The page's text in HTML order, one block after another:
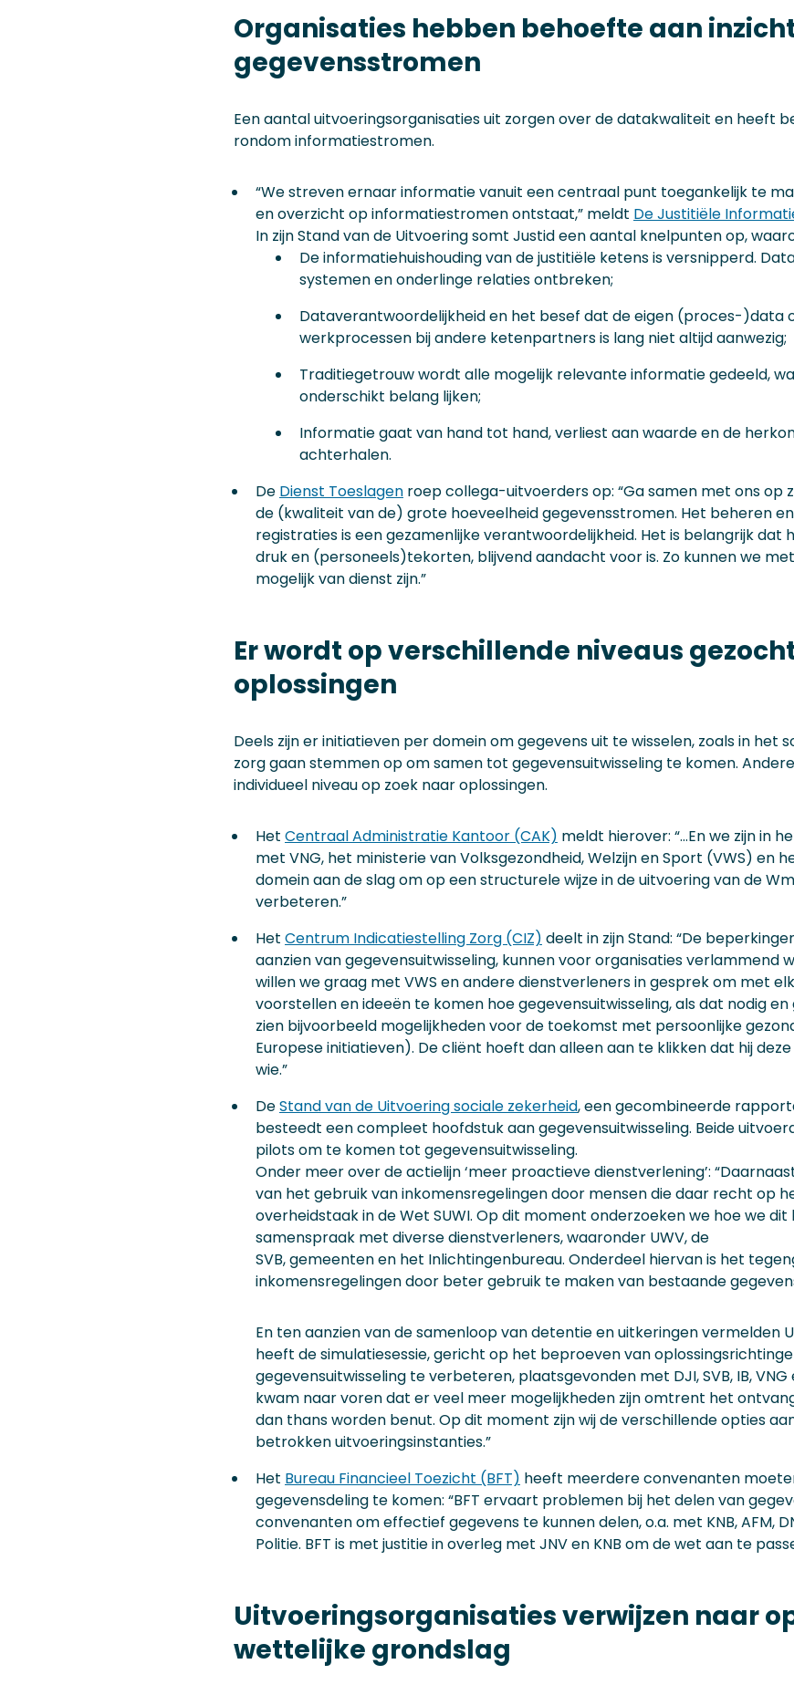
Organisaties hebben behoefte aan
gegevensstromen
Een aantal uitvoeringsorganisaties uit zorgen over de datakwaliteit en heeft
rondom informatiestromen.
“We streven ernaar informatie vanuit een centraal punt toegankelijk te
en overzicht op informatiestromen ontstaat,” meldt De Justitiële
In zijn Stand van de Uitvoering somt Justid een aantal knelpunten op,
De informatiehuishouding van de justitiële ketens is versnipperd.
systemen en onderlinge relaties ontbreken;
Dataverantwoordelijkheid en het besef dat de eigen (proces-)data
werkprocessen bij andere ketenpartners is lang niet altijd aanwezig;
Traditiegetrouw wordt alle mogelijk relevante informatie gedeeld,
onderschikt belang lijken;
Informatie gaat van hand tot hand, verliest aan waarde en de
achterhalen.
De Dienst Toeslagen roep collega-uitvoerders op: “Ga samen met ons op
de (kwaliteit van de) grote hoeveelheid gegevensstromen. Het beheren
registraties is een gezamenlijke verantwoordelijkheid. Het is belangrijk dat
druk en (personeels)tekorten, blijvend aandacht voor is. Zo kunnen we
mogelijk van dienst zijn.”
Er wordt op verschillende niveaus
oplossingen
Deels zijn er initiatieven per domein om gegevens uit te wisselen, zoals in het
zorg gaan stemmen op om samen tot gegevensuitwisseling te komen.
individueel niveau op zoek naar oplossingen.
Het Centraal Administratie Kantoor (CAK) meldt hierover: “…En we zijn in
met VNG, het ministerie van Volksgezondheid, Welzijn en Sport (VWS) en
domein aan de slag om op een structurele wijze in de uitvoering van de
verbeteren.”
Het Centrum Indicatiestelling Zorg (CIZ) deelt in zijn Stand: “De
aanzien van gegevensuitwisseling, kunnen voor organisaties verlammend
willen we graag met VWS en andere dienstverleners in gesprek om met
voorstellen en ideeën te komen hoe gegevensuitwisseling, als dat nodig en
zien bijvoorbeeld mogelijkheden voor de toekomst met persoonlijke
Europese initiatieven). De cliënt hoeft dan alleen aan te klikken dat hij
wie.”
DeStand van de Uitvoering sociale zekerheid, een gecombineerde
besteedt een compleet hoofdstuk aan gegevensuitwisseling. Beide
pilots om te komen tot gegevensuitwisseling.
Onder meer over de actielijn ‘meer proactieve dienstverlening’:
van het gebruik van inkomensregelingen door mensen die daar recht op
overheidstaak in de Wet SUWI. Op dit moment onderzoeken we hoe we
samenspraak met diverse dienstverleners, waaronder UWV, de
SVB, gemeenten en het Inlichtingenbureau. Onderdeel hiervan is het
inkomensregelingen door beter gebruik te maken van bestaande
En ten aanzien van de samenloop van detentie en uitkeringen vermelden
heeft de simulatiesessie, gericht op het beproeven van
gegevensuitwisseling te verbeteren, plaatsgevonden met DJI, SVB, IB, VNG
kwam naar voren dat er veel meer mogelijkheden zijn omtrent het
dan thans worden benut. Op dit moment zijn wij de verschillende opties
betrokken uitvoeringsinstanties.”
Het Bureau Financieel Toezicht (BFT) heeft meerdere convenanten
gegevensdeling te komen: “BFT ervaart problemen bij het delen van
convenanten om effectief gegevens te kunnen delen, o.a. met KNB, AFM,
Politie. BFT is met justitie in overleg met JNV en KNB om de wet aan te
Uitvoeringsorganisaties verwijzen naar
wettelijke grondslag